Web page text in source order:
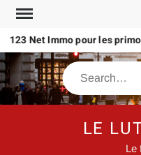
Skip
content
Net Immo pour les primo-
Search
LE
Le